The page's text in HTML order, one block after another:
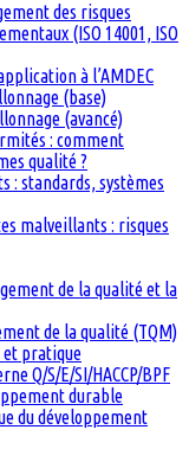
des risques
(ISO 14001, ISO
à l’AMDEC
(base)
(avancé)
: comment
qualité ?
: standards, systèmes
malveillants : risques
de la qualité et la
de la qualité (TQM)
et pratique
Q/S/E/SI/HACCP/BPF
durable
du développement